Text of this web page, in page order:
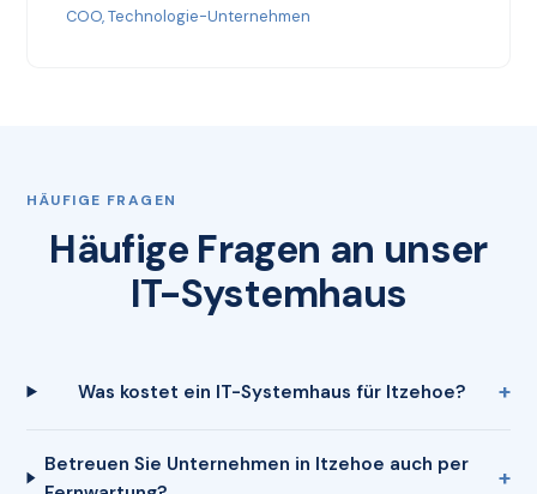
COO, Technologie-Unternehmen
HÄUFIGE FRAGEN
Häufige Fragen an unser
IT-Systemhaus
Was kostet ein IT-Systemhaus für Itzehoe?
Betreuen Sie Unternehmen in Itzehoe auch per